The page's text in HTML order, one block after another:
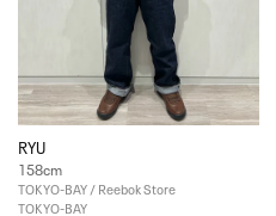
RYU
158cm
TOKYO-BAY / Reebok Store
TOKYO-BAY